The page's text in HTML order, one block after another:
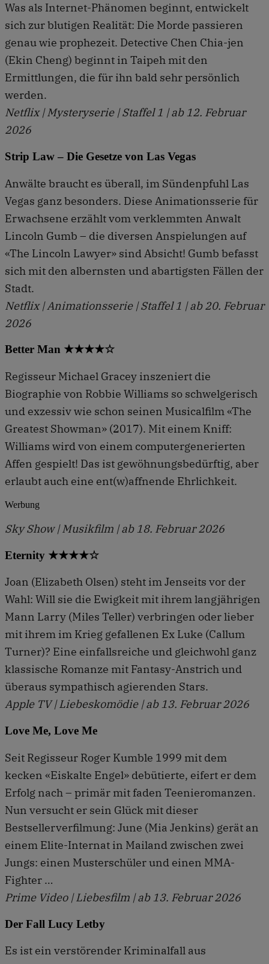
Was als Internet-Phänomen beginnt, ent­wickelt
sich zur blutigen Realität: Die Morde passieren
genau wie prophezeit. Detective Chen Chia-jen
(Ekin Cheng) beginnt in Taipeh mit den
Ermittlungen, die für ihn bald sehr persönlich
werden.
Netflix | Mysteryserie | Staffel 1 | ab 12. Februar
2026
Strip Law – Die Gesetze von Las Vegas
Anwälte braucht es überall, im Sündenpfuhl Las
Vegas ganz besonders. Diese Animationsserie für
Erwachsene erzählt vom verklemmten Anwalt
Lincoln Gumb – die diversen Anspielungen auf
«The Lincoln Lawyer» sind Absicht! Gumb befasst
sich mit den albernsten und abartigsten Fällen der
Stadt.
Netflix | Animationsserie | Staffel 1 | ab 20. Februar
2026
Better Man ★★★★☆
Regisseur Michael Gracey inszeniert die
Biographie von Robbie Williams so schwelgerisch
und exzessiv wie schon seinen Musicalfilm «The
Greatest Showman» (2017). Mit einem Kniff:
Williams wird von einem computergenerierten
Affen gespielt! Das ist gewöhnungsbedürftig, aber
erlaubt auch eine ent(w)affnende Ehrlichkeit.
Werbung
Sky Show | Musikfilm | ab 18. Februar 2026
Eternity ★★★★☆
Joan (Elizabeth Olsen) steht im Jenseits vor der
Wahl: Will sie die Ewigkeit mit ihrem langjährigen
Mann Larry (Miles Teller) verbringen oder lieber
mit ihrem im Krieg gefallenen Ex Luke (Callum
Turner)? Eine einfallsreiche und gleichwohl ganz
klassische Romanze mit Fantasy-Anstrich und
überaus sympathisch agierenden Stars.
Apple TV | Liebeskomödie | ab 13. Februar 2026
Love Me, Love Me
Seit Regisseur Roger Kumble 1999 mit dem
kecken «Eiskalte Engel» debütierte, eifert er dem
Erfolg nach – primär mit faden Teenieromanzen.
Nun versucht er sein Glück mit dieser
Bestsellerverfilmung: June (Mia Jenkins) gerät an
einem Elite-Internat in Mailand zwischen zwei
Jungs: einen Musterschüler und einen MMA-
Fighter …
Prime Video | Liebesfilm | ab 13. Februar 2026
Der Fall Lucy Letby
Es ist ein verstörender Kriminalfall aus